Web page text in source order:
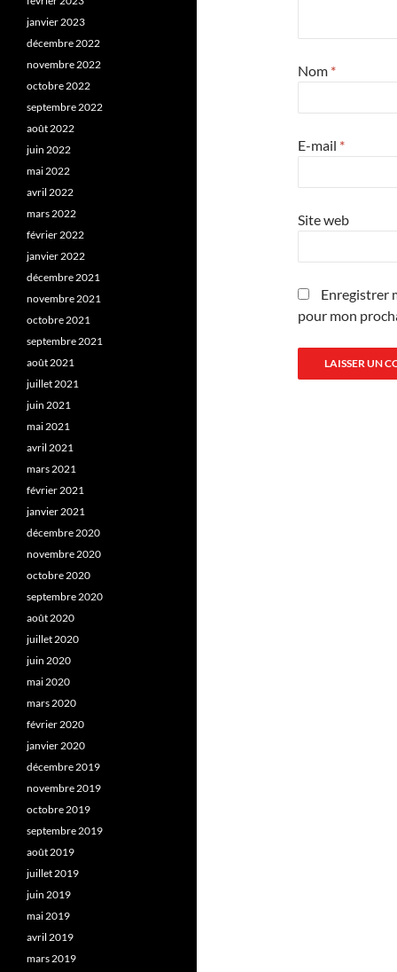
Nom *
E-mail *
Site web
Enregistrer
pour mon
janvier 2023
décembre 2022
novembre 2022
octobre 2022
septembre 2022
août 2022
juin 2022
mai 2022
avril 2022
mars 2022
février 2022
janvier 2022
décembre 2021
novembre 2021
octobre 2021
septembre 2021
août 2021
juillet 2021
juin 2021
mai 2021
avril 2021
mars 2021
février 2021
janvier 2021
décembre 2020
novembre 2020
octobre 2020
septembre 2020
août 2020
juillet 2020
juin 2020
mai 2020
mars 2020
février 2020
janvier 2020
décembre 2019
novembre 2019
octobre 2019
septembre 2019
août 2019
juillet 2019
juin 2019
mai 2019
avril 2019
mars 2019